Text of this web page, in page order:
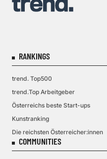
RANKINGS
trend. Top500
trend.Top Arbeitgeber
Österreichs beste Start-ups
Kunstranking
Die reichsten Österreicher:innen
COMMUNITIES